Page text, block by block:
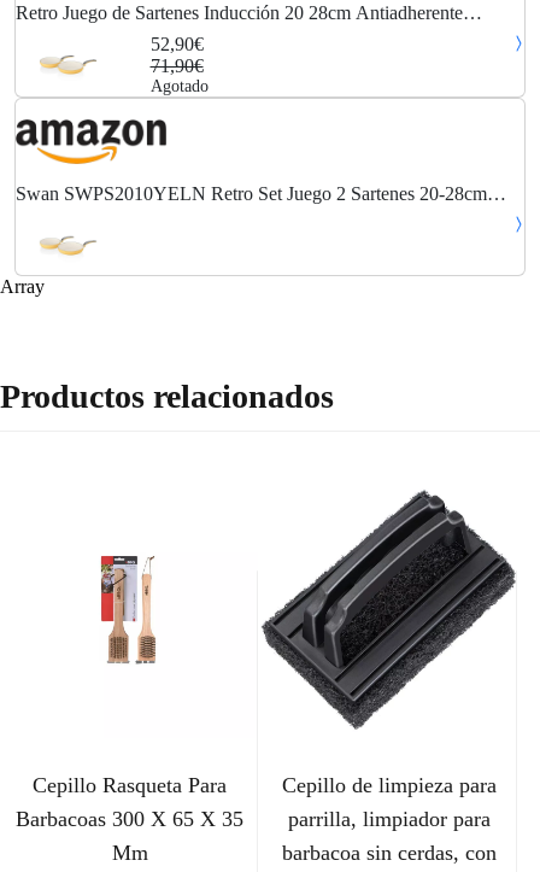
Retro Juego de Sartenes Inducción 20 28cm Antiadherente
Cerámica libre PFOA
52,90€
71,90€
Agotado
Swan SWPS2010YELN Retro Set Juego 2 Sartenes 20-28cm
PTFE, Apta para Todas Las Cocinas, Diseño...
Array
Productos relacionados
Cepillo Rasqueta Para
Barbacoas 300 X 65 X 35
Mm
Cepillo de limpieza para
parrilla, limpiador para
barbacoa sin cerdas, con